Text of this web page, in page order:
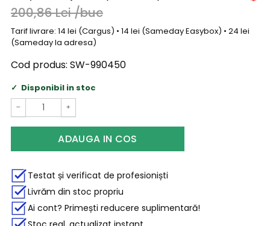
200,86Lei/buc
Tarif livrare: 14 lei (Cargus) • 14 lei (Sameday Easybox) • 24 lei
(Sameday la adresa)
Cod produs: SW-990450
Disponibil in stoc
− +
ADAUGA IN COS
Testat și verificat de profesioniști
Livrăm din stoc propriu
Ai cont? Primești reducere suplimentară!